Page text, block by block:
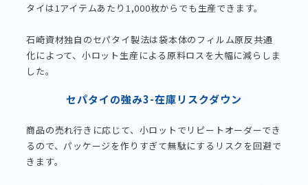
タイは1アイテムあたり1,000枚からでも生産できます。
石崎資材独自のセパタイ製法は袋本体のフィルム原反共通
化によって、小ロット生産による原料ロスを大幅に減らしま
した。
セパタイの強み3-在庫リスクダウン
商品の売れ行きに応じて、小ロットでリピートオーダーでき
るので、パッケージを作りすぎて無駄にするリスクを回避で
きます。